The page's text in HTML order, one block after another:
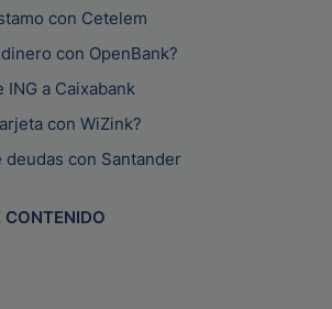
con Cetelem
con OpenBank?
a Caixabank
con WiZink?
deudas con Santander
CONTENIDO